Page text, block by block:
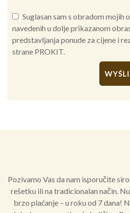
Suglasan sam s obradom mojih
navedenih u dolje prikazanom
predstavljanja ponude za cijene i
strane PROKIT.
Alternative:
Pozivamo Vas da nam isporučite
rešetku ili na tradicionalan način.
brzo plaćanje – u roku od 7 dana!